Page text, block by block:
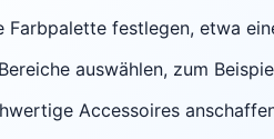
Farbpalette festlegen, etwa
auswählen, zum
Accessoires